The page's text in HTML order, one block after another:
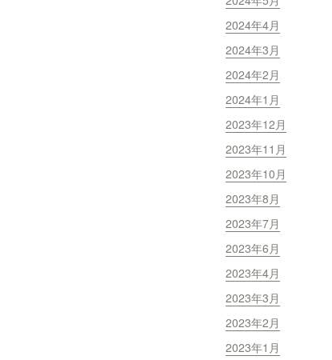
2024年4月
2024年3月
2024年2月
2024年1月
2023年12月
2023年11月
2023年10月
2023年8月
2023年7月
2023年6月
2023年4月
2023年3月
2023年2月
2023年1月